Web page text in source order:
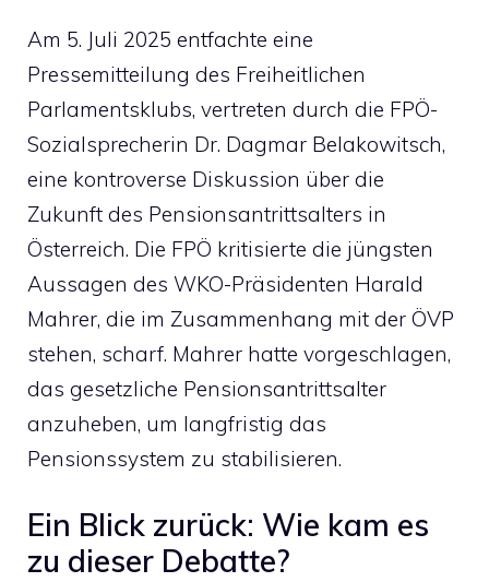
Am 5. Juli 2025 entfachte eine
Pressemitteilung des Freiheitlichen
Parlamentsklubs, vertreten durch die FPÖ-
Sozialsprecherin Dr. Dagmar Belakowitsch,
eine kontroverse Diskussion über die
Zukunft des Pensionsantrittsalters in
Österreich. Die FPÖ kritisierte die jüngsten
Aussagen des WKO-Präsidenten Harald
Mahrer, die im Zusammenhang mit der ÖVP
stehen, scharf. Mahrer hatte vorgeschlagen,
das gesetzliche Pensionsantrittsalter
anzuheben, um langfristig das
Pensionssystem zu stabilisieren.
Ein Blick zurück: Wie kam es
zu dieser Debatte?